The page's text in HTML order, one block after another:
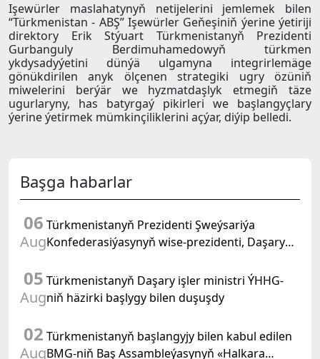
Işewürler maslahatynyň netijelerini jemlemek bilen
“Türkmenistan - ABŞ” Işewürler Geňeşiniň ýerine ýetiriji
direktory Erik Stýuart Türkmenistanyň Prezidenti
Gurbanguly Berdimuhamedowyň türkmen
ykdysadyýetini dünýä ulgamyna integrirlemäge
gönükdirilen anyk ölçenen strategiki ugry özüniň
miwelerini berýär we hyzmatdaşlyk etmegiň täze
ugurlaryny, has batyrgaý pikirleri we başlangyçlary
ýerine ýetirmek mümkinçiliklerini açýar, diýip belledi.
Başga habarlar
06
Aug
Türkmenistanyň Prezidenti Şweýsariýa
Konfederasiýasynyň wise-prezidenti, Daşary
etdi
05
Aug
Türkmenistanyň Daşary işler ministri ÝHHG-
niň häzirki başlygy bilen duşuşdy
02
Aug
Türkmenistanyň başlangyjy bilen kabul edilen
BMG-niň Baş Assambleýasynyň «Halkara